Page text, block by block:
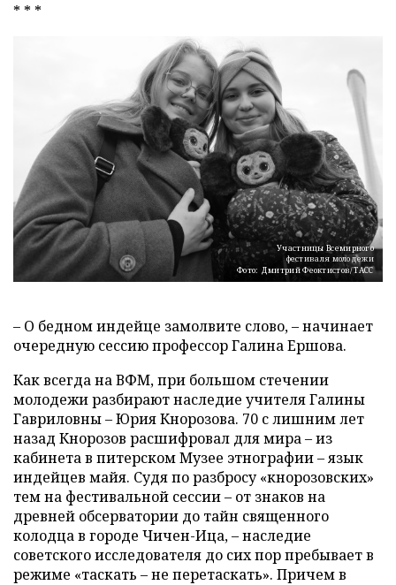
* * *
Участницы Всемирного
фестиваля молодежи
Фото: Дмитрий Феоктистов/ТАСС
– О бедном индейце замолвите слово, – начинает
очередную сессию профессор Галина Ершова.
Как всегда на ВФМ, при большом стечении
молодежи разбирают наследие учителя Галины
Гавриловны – Юрия Кнорозова. 70 с лишним лет
назад Кнорозов расшифровал для мира – из
кабинета в питерском Музее этнографии – язык
индейцев майя. Судя по разбросу «кнорозовских»
тем на фестивальной сессии – от знаков на
древней обсерватории до тайн священного
колодца в городе Чичен-Ица, – наследие
советского исследователя до сих пор пребывает в
режиме «таскать – не перетаскать». Причем в